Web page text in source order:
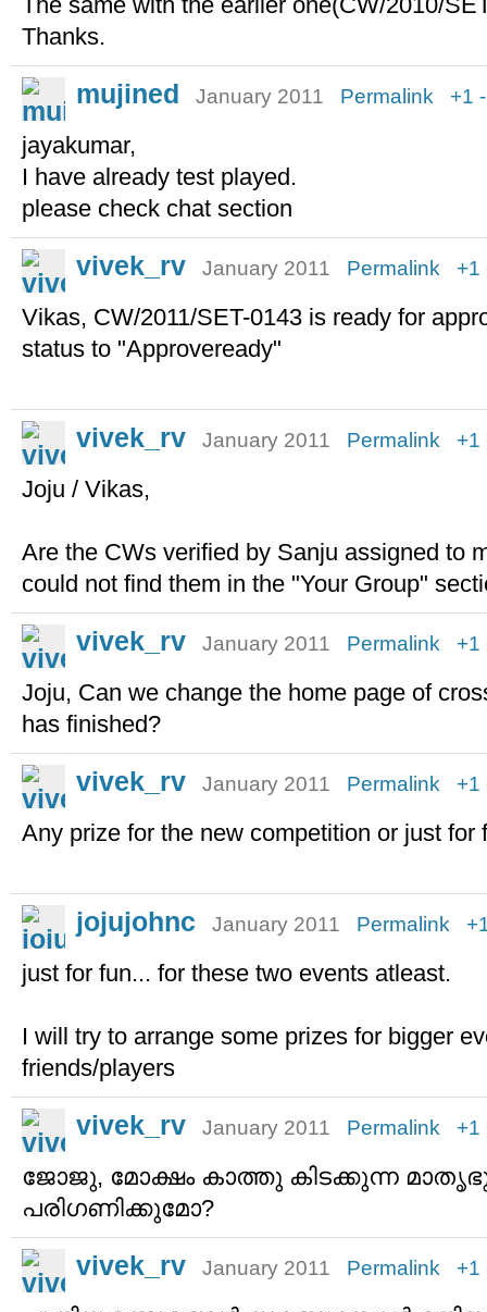
Thanks.
mujined January 2011 Permalink +1
jayakumar,
I have already test played.
please check chat section
vivek_rv January 2011 Permalink +1
Vikas, CW/2011/SET-0143 is ready for
status to "Approveready"
vivek_rv January 2011 Permalink +1
Joju / Vikas,
Are the CWs verified by Sanju assigned to
could not find them in the "Your Group"
vivek_rv January 2011 Permalink +1
Joju, Can we change the home page of
has finished?
vivek_rv January 2011 Permalink +1
Any prize for the new competition or just for
jojujohnc January 2011 Permalink
just for fun... for these two events atleast.
I will try to arrange some prizes for bigger
friends/players
vivek_rv January 2011 Permalink +1
ജോജു, മോക്ഷം കാത്തു കിടക്കുന്ന
പരിഗണിക്കുമോ?
vivek_rv January 2011 Permalink +1